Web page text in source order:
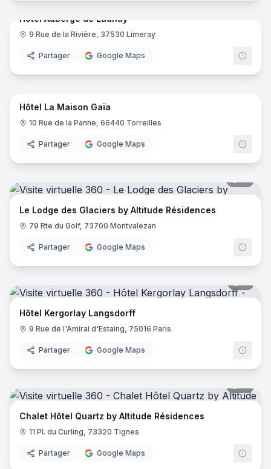
Hotel Auberge de Launay
9 Rue de la Rivière, 37530 Limeray
Partager Google Maps
23
Hôtel La Maison Gaïa
10 Rue de la Panne, 66440 Torreilles
Partager Google Maps
Le Lodge des Glaciers by Altitude Résidences
79 Rte du Golf, 73700 Montvalezan
Partager Google Maps
Hôtel Kergorlay Langsdorff
9 Rue de l'Amiral d'Estaing, 75016 Paris
Partager Google Maps
Chalet Hôtel Quartz by Altitude Résidences
11 Pl. du Curling, 73320 Tignes
Partager Google Maps